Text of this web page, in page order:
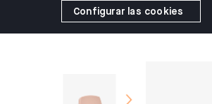
Configurar las cookies